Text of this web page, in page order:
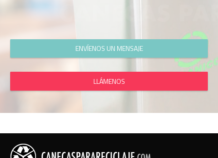
ENVÍENOS UN MENSAJE
LLÁMENOS